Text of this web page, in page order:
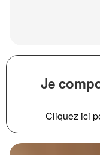
Je
Cliquez ici